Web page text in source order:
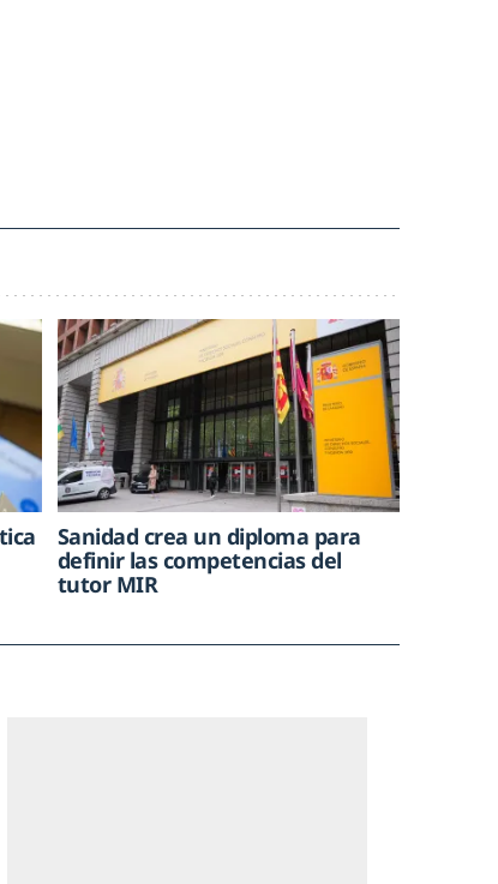
Sanidad crea un diploma para
definir las competencias del
tutor MIR